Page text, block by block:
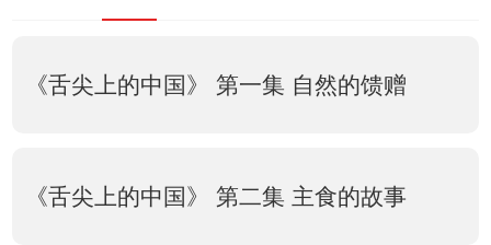
《舌尖上的中国》 第一集 自然的馈赠
《舌尖上的中国》 第二集 主食的故事